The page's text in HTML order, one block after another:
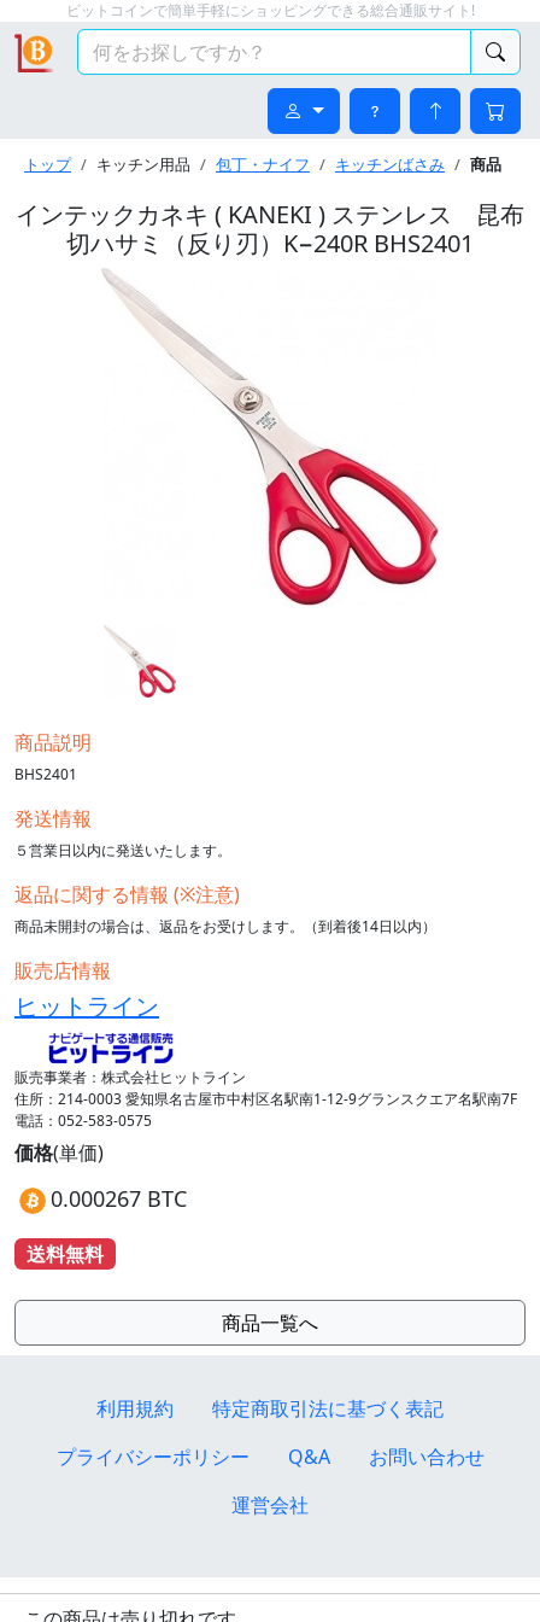
ビットコインで簡単手軽にショッピングできる総合通販サイト!
トップ キッチン用品 包丁・ナイフ キッチンばさみ 商品
インテックカネキ ( KANEKI ) ステンレス 昆布
切ハサミ（反り刃）K−240R BHS2401
商品説明
BHS2401
発送情報
５営業日以内に発送いたします。
返品に関する情報 (※注意)
商品未開封の場合は、返品をお受けします。（到着後14日以内）
販売店情報
ヒットライン
販売事業者：株式会社ヒットライン
住所：214-0003 愛知県名古屋市中村区名駅南1-12-9グランスクエア名駅南7F
電話：052-583-0575
価格(単価)
0.000267 BTC
送料無料
商品一覧へ
利用規約
特定商取引法に基づく表記
プライバシーポリシー
Q&A
お問い合わせ
運営会社